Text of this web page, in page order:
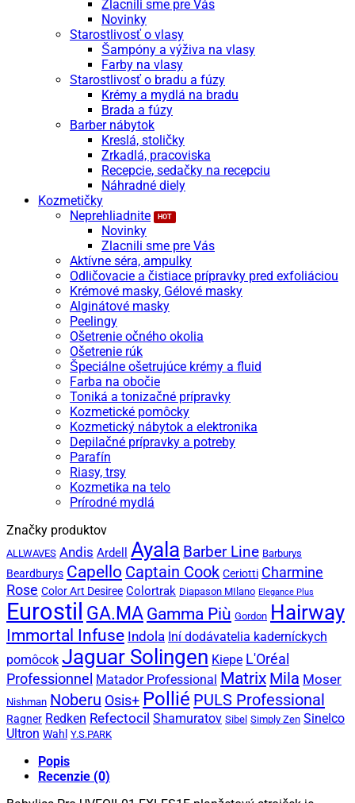
Zlacnili sme pre Vás
Novinky
Starostlivosť o vlasy
Šampóny a výživa na vlasy
Farby na vlasy
Starostlivosť o bradu a fúzy
Krémy a mydlá na bradu
Brada a fúzy
Barber nábytok
Kreslá, stoličky
Zrkadlá, pracoviska
Recepcie, sedačky na recepciu
Náhradné diely
Kozmetičky
Neprehliadnite
Novinky
Zlacnili sme pre Vás
Aktívne séra, ampulky
Odličovacie a čistiace prípravky pred exfoliáciou
Krémové masky, Gélové masky
Alginátové masky
Peelingy
Ošetrenie očného okolia
Ošetrenie rúk
Špeciálne ošetrujúce krémy a fluid
Farba na obočie
Toniká a tonizačné prípravky
Kozmetické pomôcky
Kozmetický nábytok a elektronika
Depilačné prípravky a potreby
Parafín
Riasy, trsy
Kozmetika na telo
Prírodné mydlá
Značky produktov
ALLWAVES Andis Ardell Ayala Barber Line Barburys
Beardburys Capello Captain Cook Ceriotti Charmine
Rose Color Art Desiree Colortrak Diapason MIlano Elegance Plus
Eurostil GA.MA Gamma Più Gordon Hairway
Immortal Infuse Indola Iní dodávatelia kaderníckych
pomôcok Jaguar Solingen Kiepe L'Oréal
Professionnel
Matador Professional Matrix Mila Moser
Nishman Noberu Osis+ Pollié PULS Professional
Ragner Redken Refectocil Shamuratov Sibel Simply Zen Sinelco
Ultron Wahl Y.S.PARK
Popis
Recenzie (0)